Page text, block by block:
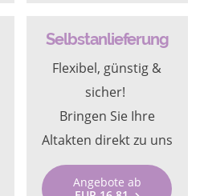
Selbstanlieferung
Flexibel, günstig &
sicher!
Bringen Sie Ihre
Altakten direkt zu uns
Angebote ab